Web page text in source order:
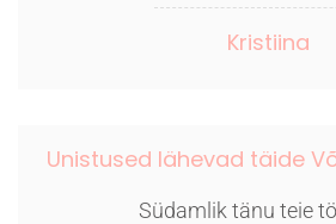
Kristiina
Unistused lähevad täide
Südamlik tänu teie